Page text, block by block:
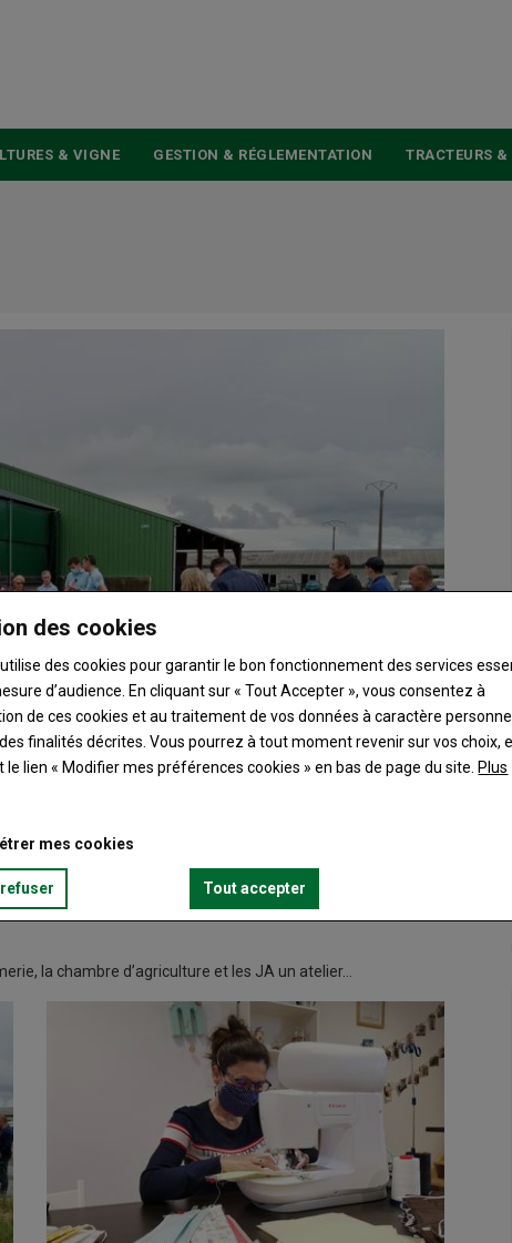
& VIGNE GESTION & RÉGLEMENTATION TRACTEURS &
la chambre d’agriculture et les JA un atelier…
des cookies
des cookies pour garantir le bon fonctionnement des services
d’audience. En cliquant sur « Tout Accepter », vous consentez à
de ces cookies et au traitement de vos données à caractère
finalités décrites. Vous pourrez à tout moment revenir sur vos choix,
le lien « Modifier mes préférences cookies » en bas de page du site. Plus
mes cookies
Tout accepter